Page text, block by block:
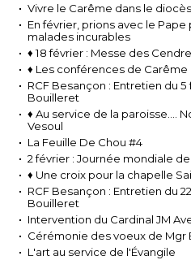
Vivre le Carême dans le
En février, prions avec le
malades incurables
♦ 18 février : Messe des
♦ Les conférences de
RCF Besançon : Entretien du
Bouilleret
♦ Au service de la paroisse....
Vesoul
La Feuille De Chou #4
2 février : Journée mondiale
♦ Une croix pour la chapelle
RCF Besançon : Entretien du
Bouilleret
Intervention du Cardinal JM
Cérémonie des voeux de Mgr
L'art au service de l'Évangile